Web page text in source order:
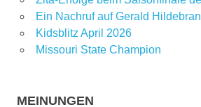
Ein Nachruf auf Gerald
Kidsblitz April 2026
Missouri State Champion
MEINUNGEN